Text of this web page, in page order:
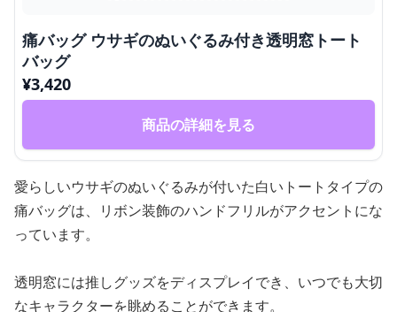
痛バッグ ウサギのぬいぐるみ付き透明窓トート
バッグ
¥3,420
商品の詳細を見る
愛らしいウサギのぬいぐるみが付いた白いトートタイプの
痛バッグは、リボン装飾のハンドフリルがアクセントにな
っています。
透明窓には推しグッズをディスプレイでき、いつでも大切
なキャラクターを眺めることができます。